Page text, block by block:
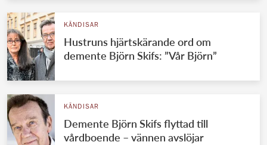
KÄNDISAR
Hustruns hjärtskärande ord om
demente Björn Skifs: ”Vår Björn”
KÄNDISAR
Demente Björn Skifs flyttad till
vårdboende – vännen avslöjar